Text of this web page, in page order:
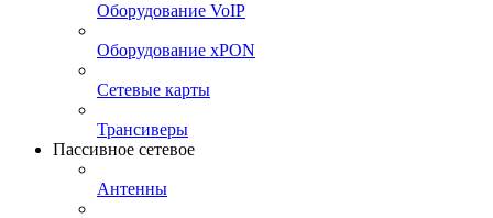
Оборудование VoIP
Оборудование xPON
Сетевые карты
Трансиверы
Пассивное сетевое
Антенны